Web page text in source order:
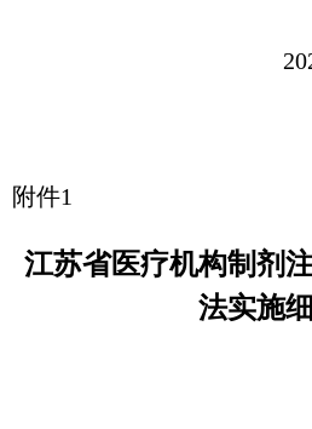
2025年10
附件1
江苏省医疗机构制剂
法实施